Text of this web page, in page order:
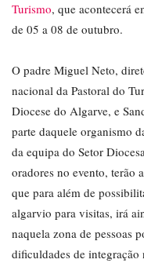
Turismo, que acontecerá
de 05 a 08 de outubro.
O padre Miguel Neto,
nacional da Pastoral do
Diocese do Algarve, e
parte daquele organismo
da equipa do Setor
oradores no evento, terão
que para além de
algarvio para visitas, irá
naquela zona de pessoas
dificuldades de